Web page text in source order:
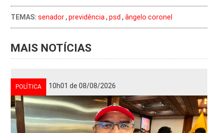
TEMAS: senador,previdência ,psd ,ângelo coronel
MAIS NOTÍCIAS
POLÍTICA 10h01 de 08/08/2026